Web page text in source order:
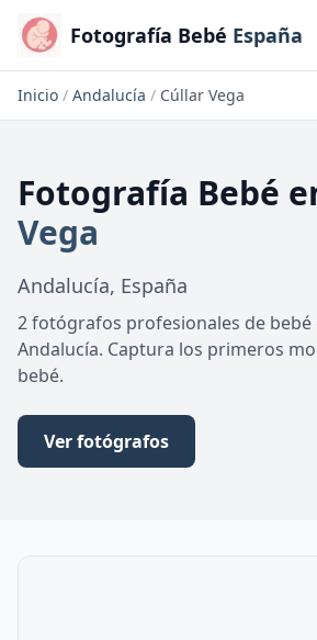
Fotografía Bebé España
Inicio / Andalucía / Cúllar Vega
Fotografía Bebé
Vega
Andalucía, España
2 fotógrafos profesionales de bebé
Andalucía. Captura los primeros
bebé.
Ver fotógrafos